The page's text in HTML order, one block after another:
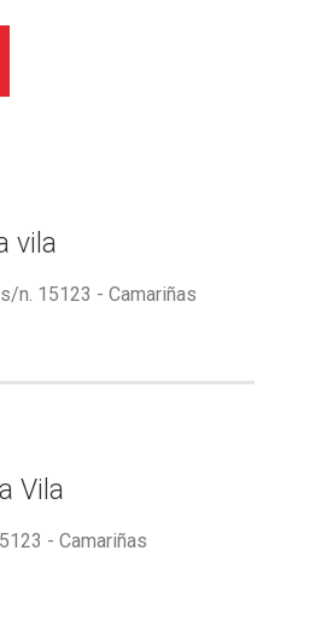
vila
n. 15123 - Camariñas
Vila
- Camariñas